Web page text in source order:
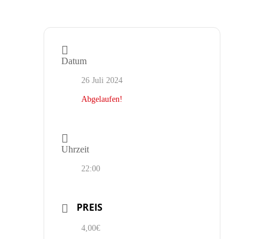
Datum
26 Juli 2024
Abgelaufen!
Uhrzeit
22:00
PREIS
4,00€